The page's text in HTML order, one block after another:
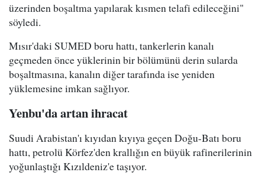
üzerinden boşaltma yapılarak kısmen telafi edileceğini"
söyledi.
Mısır'daki SUMED boru hattı, tankerlerin kanalı
geçmeden önce yüklerinin bir bölümünü derin sularda
boşaltmasına, kanalın diğer tarafında ise yeniden
yüklemesine imkan sağlıyor.
Yenbu'da artan ihracat
Suudi Arabistan'ı kıyıdan kıyıya geçen Doğu-Batı boru
hattı, petrolü Körfez'den krallığın en büyük rafinerilerinin
yoğunlaştığı Kızıldeniz'e taşıyor.